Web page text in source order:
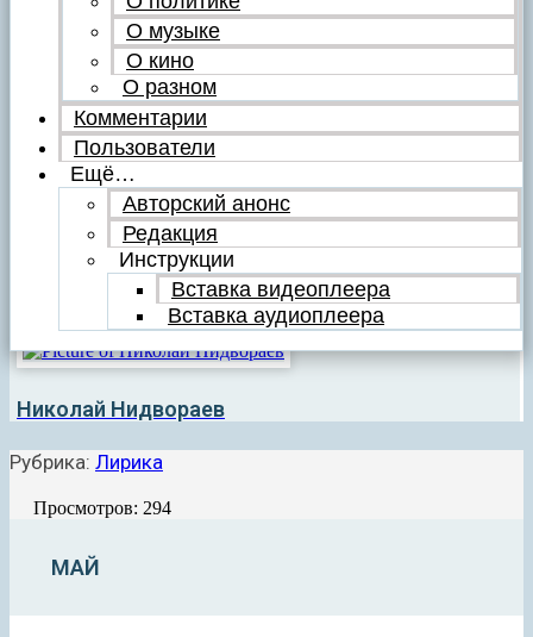
О музыке
О кино
О разном
Комментарии
Пользователи
Ещё…
Авторский анонс
Редакция
Инструкции
Вставка видеоплеера
Вставка аудиоплеера
Николай Нидвораев
Рубрика: Лирика
Просмотров: 294
МАЙ